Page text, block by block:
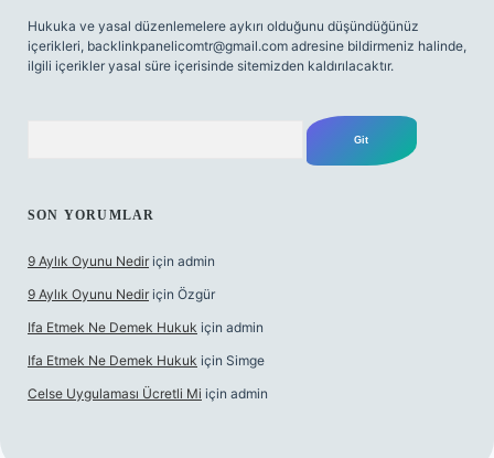
Hukuka ve yasal düzenlemelere aykırı olduğunu düşündüğünüz
içerikleri, backlinkpanelicomtr@gmail.com adresine bildirmeniz halinde,
ilgili içerikler yasal süre içerisinde sitemizden kaldırılacaktır.
SON YORUMLAR
9 Aylık Oyunu Nedir için admin
9 Aylık Oyunu Nedir için Özgür
Ifa Etmek Ne Demek Hukuk için admin
Ifa Etmek Ne Demek Hukuk için Simge
Celse Uygulaması Ücretli Mi için admin